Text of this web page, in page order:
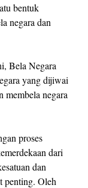
bentuk
negara dan
Bela Negara
yang dijiwai
membela negara
proses
dari
dan
penting. Oleh